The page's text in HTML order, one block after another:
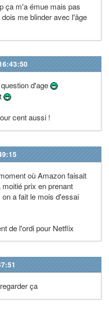
ça m'a émue mais pas
me blinder avec l'âge
d'age
cent aussi !
où Amazon faisait
prix en prenant
a fait le mois d'essai
de l'ordi pour Netflix
ça